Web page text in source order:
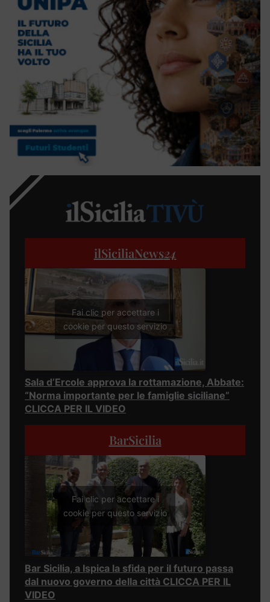
ilSiciliaNews24
Fai clic per accettare i
cookie per questo servizio
Sala d’Ercole approva la rottamazione, Abbate:
“Norma importante per le famiglie siciliane”
CLICCA PER IL VIDEO
BarSicilia
Fai clic per accettare i
cookie per questo servizio
Bar Sicilia, a Ispica la sfida per il futuro passa
dal nuovo governo della città CLICCA PER IL
VIDEO